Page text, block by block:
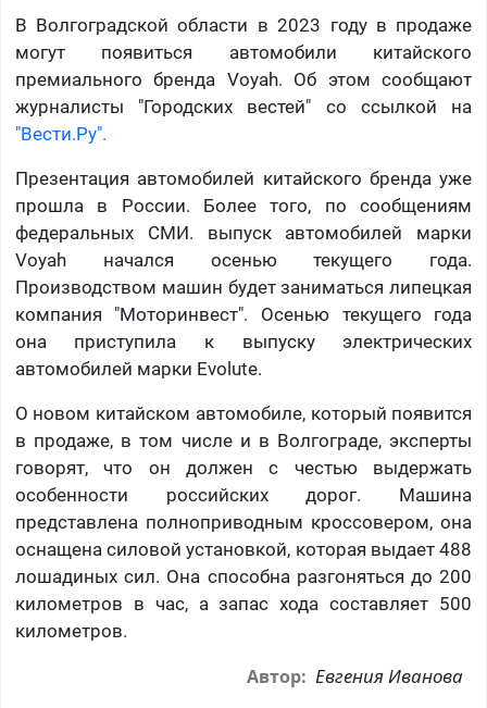
В Волгоградской области в 2023 году в продаже
могут появиться автомобили китайского
премиального бренда Voyah. Об этом сообщают
журналисты "Городских вестей" со ссылкой на
"Вести.Ру".
Презентация автомобилей китайского бренда уже
прошла в России. Более того, по сообщениям
федеральных СМИ. выпуск автомобилей марки
Voyah начался осенью текущего года.
Производством машин будет заниматься липецкая
компания "Моторинвест". Осенью текущего года
она приступила к выпуску электрических
автомобилей марки Evolute.
О новом китайском автомобиле, который появится
в продаже, в том числе и в Волгограде, эксперты
говорят, что он должен с честью выдержать
особенности российских дорог. Машина
представлена полноприводным кроссовером, она
оснащена силовой установкой, которая выдает 488
лошадиных сил. Она способна разгоняться до 200
километров в час, а запас хода составляет 500
километров.
Автор: Евгения Иванова